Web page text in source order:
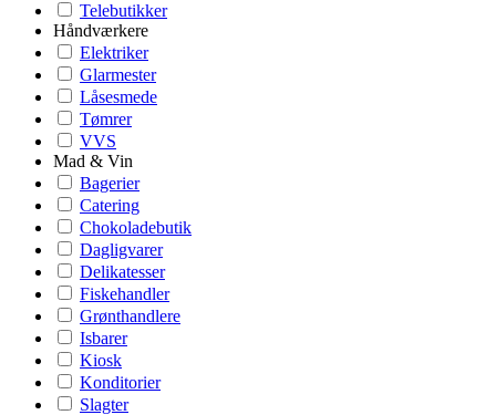
Telebutikker
Håndværkere
Elektriker
Glarmester
Låsesmede
Tømrer
VVS
Mad & Vin
Bagerier
Catering
Chokoladebutik
Dagligvarer
Delikatesser
Fiskehandler
Grønthandlere
Isbarer
Kiosk
Konditorier
Slagter